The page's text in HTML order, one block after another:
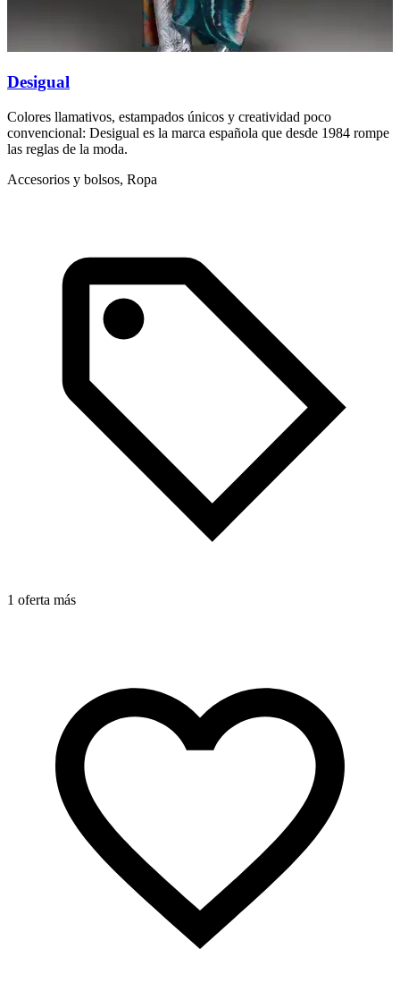
Desigual
Colores llamativos, estampados únicos y creatividad poco
convencional: Desigual es la marca española que desde 1984 rompe
las reglas de la moda.
Accesorios y bolsos, Ropa
1 oferta más